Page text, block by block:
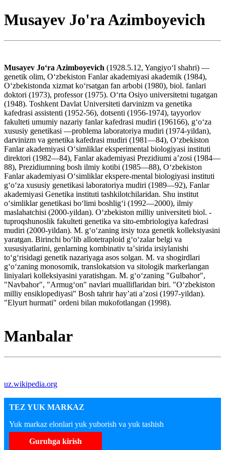
Musayev Jo'ra Azimboyevich
Musayev Joʻra Azimboyevich (1928.5.12, Yangiyoʻl shahri) —
genetik olim, Oʻzbekiston Fanlar akademiyasi akademik (1984),
Oʻzbekistonda xizmat koʻrsatgan fan arbobi (1980), biol. fanlari
doktori (1973), professor (1975). Oʻrta Osiyo universitetni tugatgan
(1948). Toshkent Davlat Universiteti darvinizm va genetika
kafedrasi assistenti (1952-56), dotsenti (1956-1974), tayyorlov
fakulteti umumiy nazariy fanlar kafedrasi mudiri (196166), gʻoʻza
xususiy genetikasi —problema laboratoriya mudiri (1974-yildan),
darvinizm va genetika kafedrasi mudiri (1981—84), Oʻzbekiston
Fanlar akademiyasi Oʻsimliklar eksperimental biologiyasi instituti
direktori (1982—84), Fanlar akademiyasi Prezidiumi aʼzosi (1984—
88), Prezidiumning bosh ilmiy kotibi (1985—88), Oʻzbekiston
Fanlar akademiyasi Oʻsimliklar ekspere-mental biologiyasi instituti
gʻoʻza xususiy genetikasi laboratoriya mudiri (1989—92), Fanlar
akademiyasi Genetika instituti tashkilotchilaridan. Shu institut
oʻsimliklar genetikasi boʻlimi boshligʻi (1992—2000), ilmiy
maslahatchisi (2000-yildan). Oʻzbekiston milliy universiteti biol. -
tuproqshunoslik fakulteti genetika va sito-embriologiya kafedrasi
mudiri (2000-yildan). M. gʻoʻzaning irsiy toza genetik kolleksiyasini
yaratgan. Birinchi boʻlib allotetraploid gʻoʻzalar belgi va
xususiyatlarini, genlarning kombinativ taʼsirida irsiylanishi
toʻgʻrisidagi genetik nazariyaga asos solgan. M. va shogirdlari
gʻoʻzaning monosomik, translokatsion va sitologik markerlangan
liniyalari kolleksiyasini yaratishgan. M. gʻoʻzaning "Gulbahor",
"Navbahor", "Armugʻon" navlari mualliflaridan biri. "Oʻzbekiston
milliy ensiklopediyasi" Bosh tahrir hayʼati aʼzosi (1997-yildan).
"Elyurt hurmati" ordeni bilan mukofotlangan (1998).
Manbalar
uz.wikipedia.org
TEZ YUK MARKAZ
Yuk markaz elonlari yuk yuborish va yuk tashish
Guruhga kirish